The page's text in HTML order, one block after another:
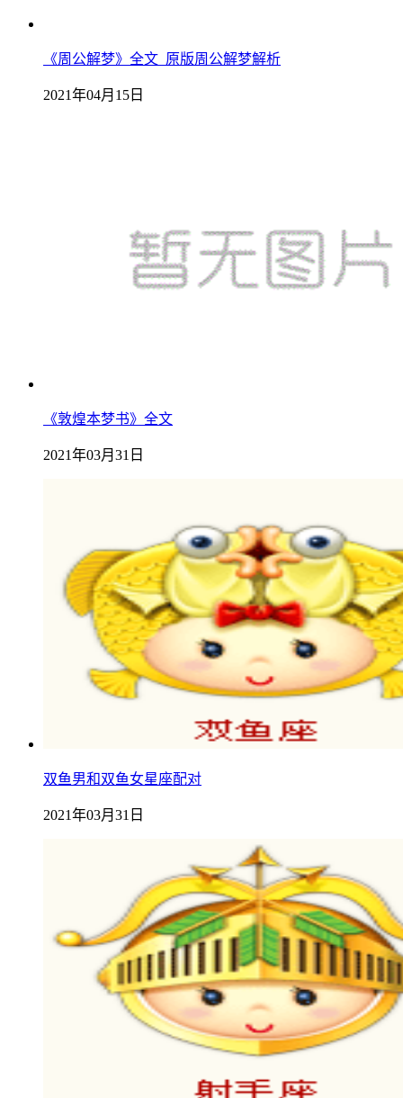
《周公解梦》全文_原版周公解梦解析
2021年04月15日
《敦煌本梦书》全文
2021年03月31日
双鱼男和双鱼女星座配对
2021年03月31日